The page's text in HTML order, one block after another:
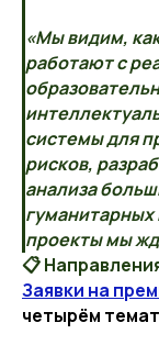
«Мы видим,
работают с
системы для
рисков,
анализа
проекты мы
📋
Заявки на
четырём